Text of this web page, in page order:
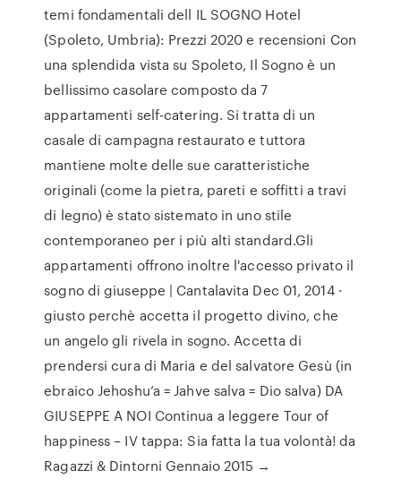
temi fondamentali dell IL SOGNO Hotel
(Spoleto, Umbria): Prezzi 2020 e recensioni Con
una splendida vista su Spoleto, Il Sogno è un
bellissimo casolare composto da 7
appartamenti self-catering. Si tratta di un
casale di campagna restaurato e tuttora
mantiene molte delle sue caratteristiche
originali (come la pietra, pareti e soffitti a travi
di legno) è stato sistemato in uno stile
contemporaneo per i più alti standard.Gli
appartamenti offrono inoltre l'accesso privato il
sogno di giuseppe | Cantalavita Dec 01, 2014 ·
giusto perchè accetta il progetto divino, che
un angelo gli rivela in sogno. Accetta di
prendersi cura di Maria e del salvatore Gesù (in
ebraico Jehoshu’a = Jahve salva = Dio salva) DA
GIUSEPPE A NOI Continua a leggere Tour of
happiness – IV tappa: Sia fatta la tua volontà! da
Ragazzi & Dintorni Gennaio 2015 →